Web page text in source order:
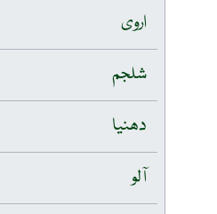
اروی
شلجم
دھنیا
آلو